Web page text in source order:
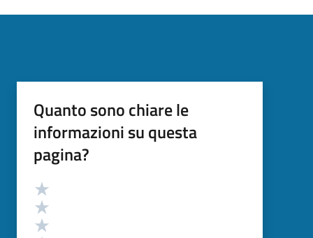
Quanto sono chiare le
informazioni su questa
pagina?
Valutazione